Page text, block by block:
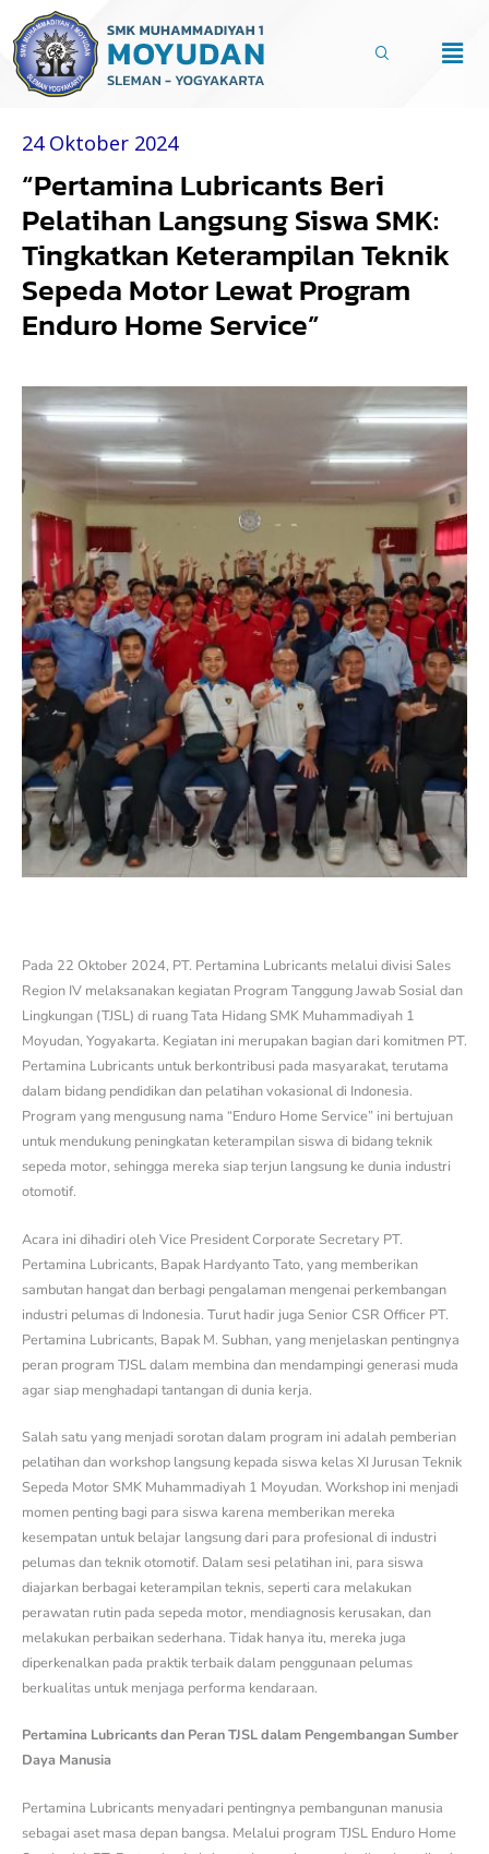
Lewati
konten
24 Oktober 2024
“Pertamina Lubricants Beri
Pelatihan Langsung Siswa SMK:
Tingkatkan Keterampilan Teknik
Sepeda Motor Lewat Program
Enduro Home Service”
Pada 22 Oktober 2024, PT. Pertamina Lubricants melalui divisi Sales
Region IV melaksanakan kegiatan Program Tanggung Jawab Sosial dan
Lingkungan (TJSL) di ruang Tata Hidang SMK Muhammadiyah 1
Moyudan, Yogyakarta. Kegiatan ini merupakan bagian dari komitmen PT.
Pertamina Lubricants untuk berkontribusi pada masyarakat, terutama
dalam bidang pendidikan dan pelatihan vokasional di Indonesia.
Program yang mengusung nama “Enduro Home Service” ini bertujuan
untuk mendukung peningkatan keterampilan siswa di bidang teknik
sepeda motor, sehingga mereka siap terjun langsung ke dunia industri
otomotif.
Acara ini dihadiri oleh Vice President Corporate Secretary PT.
Pertamina Lubricants, Bapak Hardyanto Tato, yang memberikan
sambutan hangat dan berbagi pengalaman mengenai perkembangan
industri pelumas di Indonesia. Turut hadir juga Senior CSR Officer PT.
Pertamina Lubricants, Bapak M. Subhan, yang menjelaskan pentingnya
peran program TJSL dalam membina dan mendampingi generasi muda
agar siap menghadapi tantangan di dunia kerja.
Salah satu yang menjadi sorotan dalam program ini adalah pemberian
pelatihan dan workshop langsung kepada siswa kelas XI Jurusan Teknik
Sepeda Motor SMK Muhammadiyah 1 Moyudan. Workshop ini menjadi
momen penting bagi para siswa karena memberikan mereka
kesempatan untuk belajar langsung dari para profesional di industri
pelumas dan teknik otomotif. Dalam sesi pelatihan ini, para siswa
diajarkan berbagai keterampilan teknis, seperti cara melakukan
perawatan rutin pada sepeda motor, mendiagnosis kerusakan, dan
melakukan perbaikan sederhana. Tidak hanya itu, mereka juga
diperkenalkan pada praktik terbaik dalam penggunaan pelumas
berkualitas untuk menjaga performa kendaraan.
Pertamina Lubricants dan Peran TJSL dalam Pengembangan Sumber
Daya Manusia
Pertamina Lubricants menyadari pentingnya pembangunan manusia
sebagai aset masa depan bangsa. Melalui program TJSL Enduro Home